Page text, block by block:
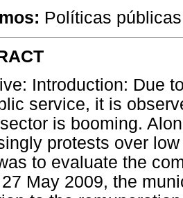
Políticas
Introduction: Due
service, it is
is booming.
protests over
to evaluate the
May 2009, the